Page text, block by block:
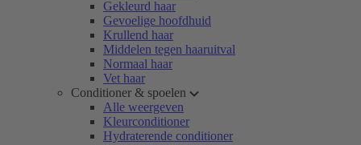
Gekleurd haar
Gevoelige hoofdhuid
Krullend haar
Middelen tegen haaruitval
Normaal haar
Vet haar
Conditioner & spoelen
Alle weergeven
Kleurconditioner
Hydraterende conditioner